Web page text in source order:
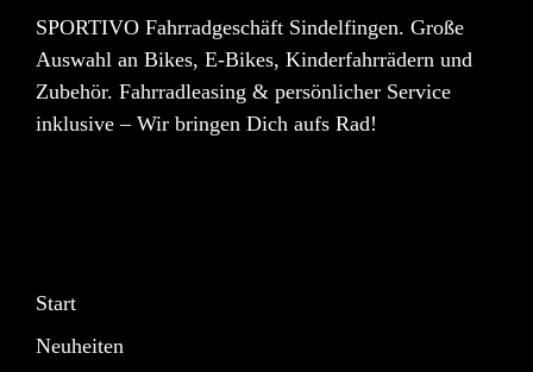
SPORTIVO Fahrradgeschäft Sindelfingen. Große
Auswahl an Bikes, E-Bikes, Kinderfahrrädern und
Zubehör. Fahrradleasing & persönlicher Service
inklusive – Wir bringen Dich aufs Rad!
Start
Neuheiten